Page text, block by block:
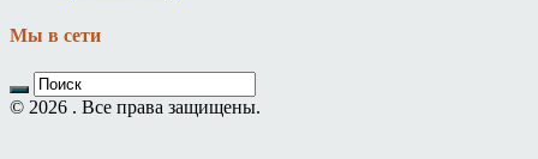
Мы в сети
© 2026 . Все права защищены.